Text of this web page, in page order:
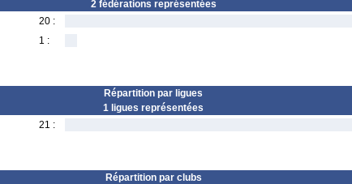
2 fédérations représentées
20 :
1 :
Répartition par ligues
1 ligues représentées
21 :
Répartition par clubs